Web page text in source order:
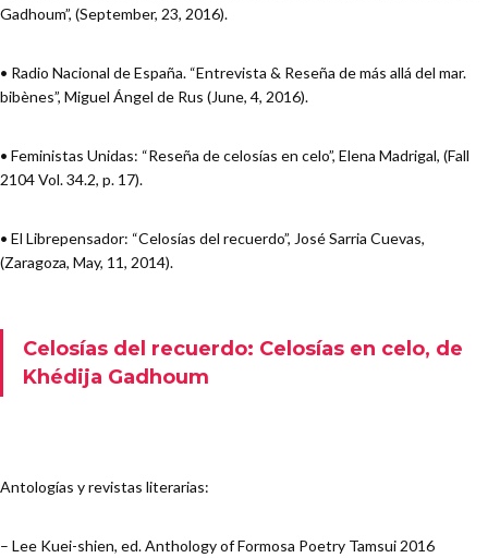
Gadhoum”, (September, 23, 2016).
• Radio Nacional de España. “Entrevista & Reseña de más allá del mar.
bibènes”, Miguel Ángel de Rus (June, 4, 2016).
• Feministas Unidas: “Reseña de celosías en celo”, Elena Madrigal, (Fall
2104 Vol. 34.2, p. 17).
• El Librepensador: “Celosías del recuerdo”, José Sarria Cuevas,
(Zaragoza, May, 11, 2014).
Celosías del recuerdo: Celosías en celo, de
Khédija Gadhoum
Antologías y revistas literarias:
– Lee Kuei-shien, ed. Anthology of Formosa Poetry Tamsui 2016